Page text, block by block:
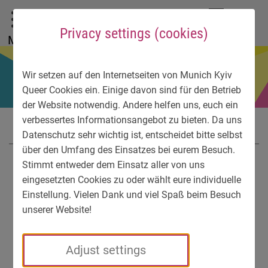
Privacy settings (cookies)
Wir setzen auf den Internetseiten von Munich Kyiv
Queer Cookies ein. Einige davon sind für den Betrieb
der Website notwendig. Andere helfen uns, euch ein
verbessertes Informationsangebot zu bieten. Da uns
Datenschutz sehr wichtig ist, entscheidet bitte selbst
über den Umfang des Einsatzes bei eurem Besuch.
Stimmt entweder dem Einsatz aller von uns
eingesetzten Cookies zu oder wählt eure individuelle
Einstellung. Vielen Dank und viel Spaß beim Besuch
unserer Website!
Adjust settings
To main menu
To language menu
To search
To content
To service information
Menu